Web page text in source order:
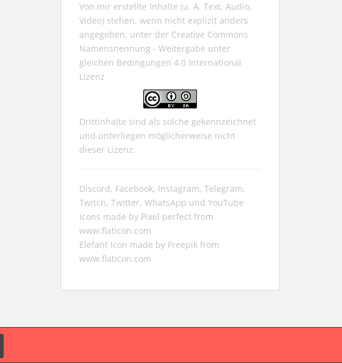
Von mir erstellte Inhalte (u. A. Text, Audio,
Video) stehen, wenn nicht explizit anders
angegeben, unter der Creative Commons
Namensnennung - Weitergabe unter
gleichen Bedingungen 4.0 International
Lizenz
Drittinhalte sind als solche gekennzeichnet
und unterliegen möglicherweise nicht
dieser Lizenz.
Discord, Facebook, Instagram, Telegram,
Twitch, Twitter, WhatsApp und YouTube
Icons made by Pixel perfect from
www.flaticon.com
Elefant Icon made by Freepik from
www.flaticon.com